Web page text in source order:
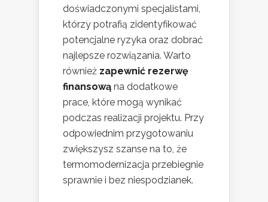
doświadczonymi specjalistami,
którzy potrafią zidentyfikować
potencjalne ryzyka oraz dobrać
najlepsze rozwiązania. Warto
również zapewnić rezerwę
finansową na dodatkowe
prace, które mogą wynikać
podczas realizacji projektu. Przy
odpowiednim przygotowaniu
zwiększysz szanse na to, że
termomodernizacja przebiegnie
sprawnie i bez niespodzianek.